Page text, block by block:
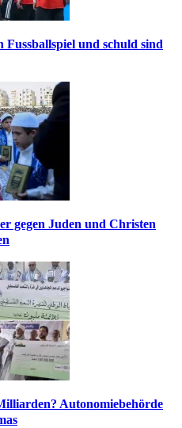
und schuld sind
gegen Juden und Christen
Autonomiebehörde